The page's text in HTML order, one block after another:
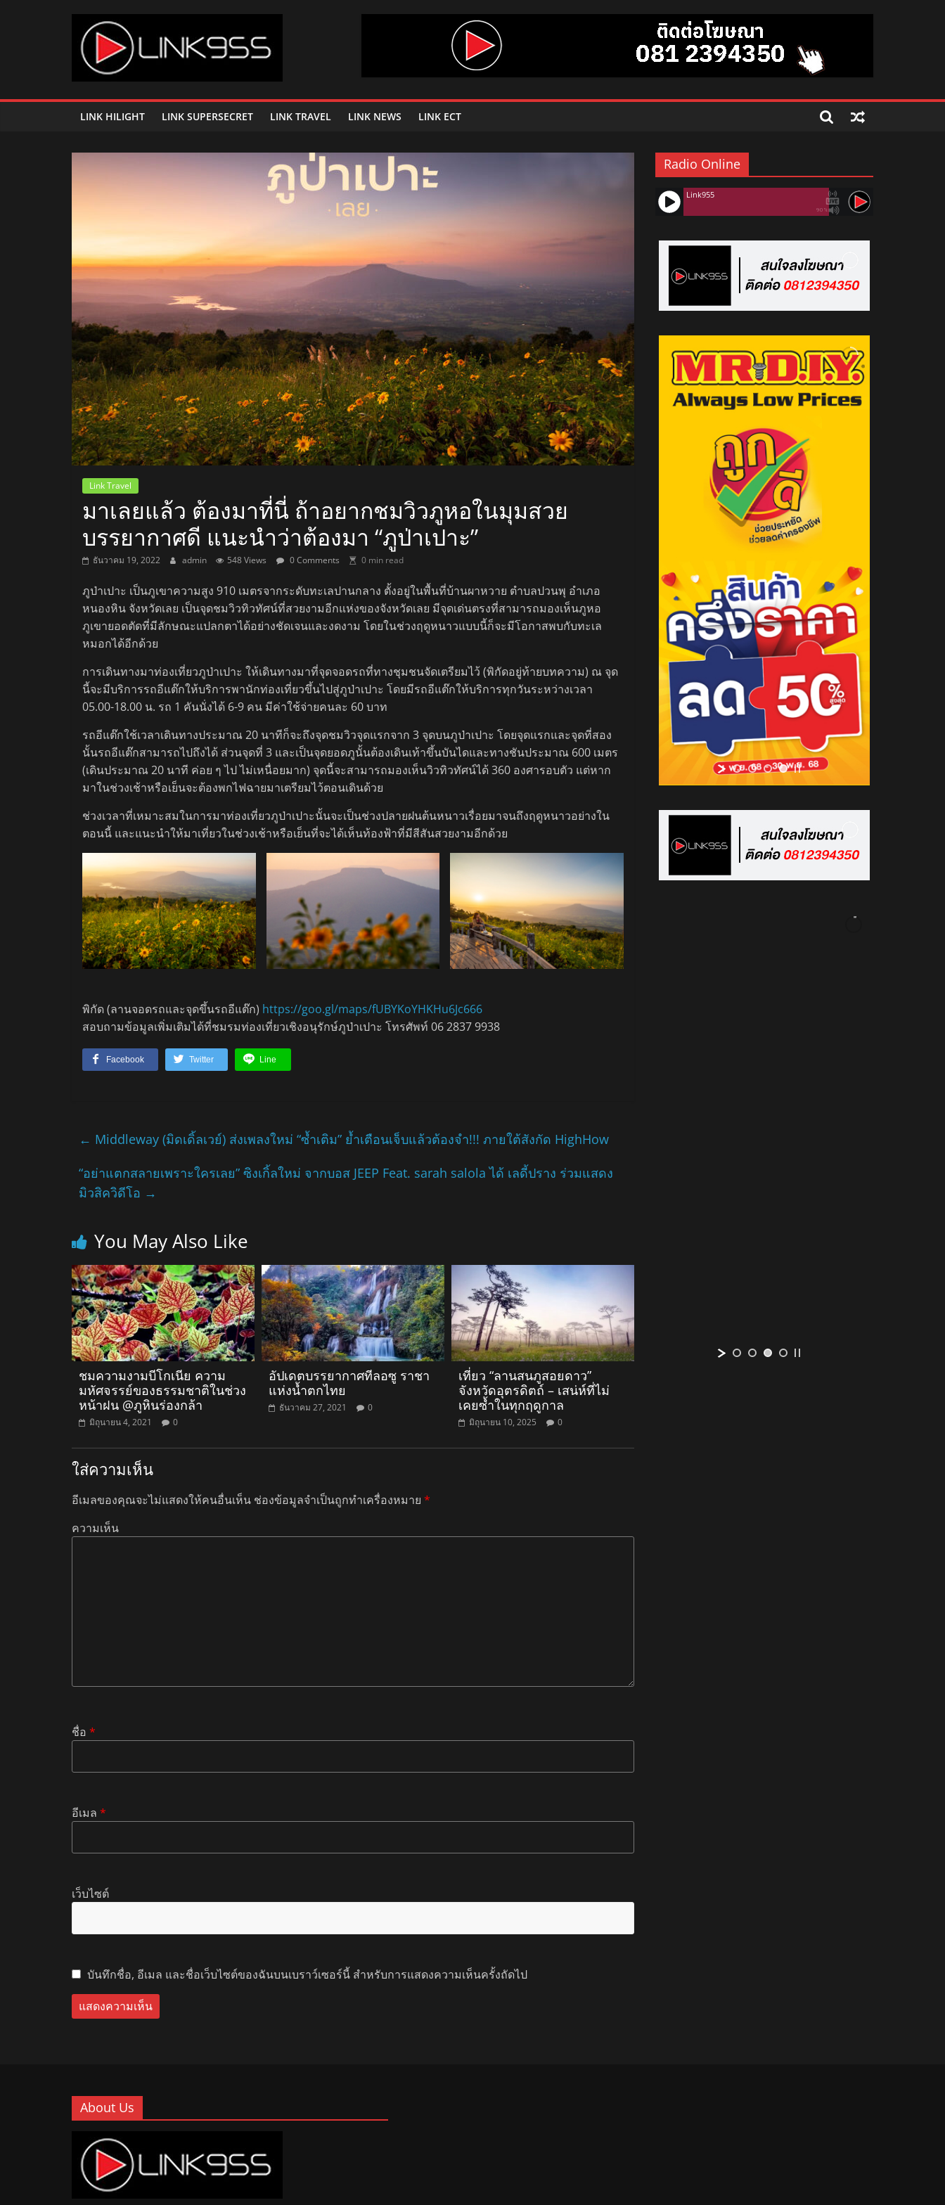
Link
95.5
คลื่น
เพลง
ฮิต
สุด
คูล
สถานี
วิทยุ
FM
ลพบุรี
สถานี
วิทยุ
ลพบุรี
วิทยุ
FM
ลพบุรี
LINK HILIGHT LINK SUPERSECRET LINK TRAVEL LINK NEWS LINK ECT
Link Travel
มาเลยแล้ว ต้องมาที่นี่ ถ้าอยากชมวิวภูหอในมุมสวย
บรรยากาศดี แนะนำว่าต้องมา “ภูป่าเปาะ”
ธันวาคม 19, 2022 admin 548 Views 0 Comments 0 min read
ภูป่าเปาะ เป็นภูเขาความสูง 910 เมตรจากระดับทะเลปานกลาง ตั้งอยู่ในพื้นที่บ้านผาหวาย ตำบลปวนพุ อำเภอ
หนองหิน จังหวัดเลย เป็นจุดชมวิวทิวทัศน์ที่สวยงามอีกแห่งของจังหวัดเลย มีจุดเด่นตรงที่สามารถมองเห็นภูหอ
ภูเขายอดตัดที่มีลักษณะแปลกตาได้อย่างชัดเจนและงดงาม โดยในช่วงฤดูหนาวแบบนี้ก็จะมีโอกาสพบกับทะเล
หมอกได้อีกด้วย
การเดินทางมาท่องเที่ยวภูป่าเปาะ ให้เดินทางมาที่จุดจอดรถที่ทางชุมชนจัดเตรียมไว้ (พิกัดอยู่ท้ายบทความ) ณ จุด
นี้จะมีบริการรถอีแต๊กให้บริการพานักท่องเที่ยวขึ้นไปสู่ภูป่าเปาะ โดยมีรถอีแต๊กให้บริการทุกวันระหว่างเวลา
05.00-18.00 น. รถ 1 คันนั่งได้ 6-9 คน มีค่าใช้จ่ายคนละ 60 บาท
รถอีแต๊กใช้เวลาเดินทางประมาณ 20 นาทีก็จะถึงจุดชมวิวจุดแรกจาก 3 จุดบนภูป่าเปาะ โดยจุดแรกและจุดที่สอง
นั้นรถอีแต๊กสามารถไปถึงได้ ส่วนจุดที่ 3 และเป็นจุดยอดภูนั้นต้องเดินเท้าขึ้นบันไดและทางชันประมาณ 600 เมตร
(เดินประมาณ 20 นาที ค่อย ๆ ไป ไม่เหนื่อยมาก) จุดนี้จะสามารถมองเห็นวิวทิวทัศน์ได้ 360 องศารอบตัว แต่หาก
มาในช่วงเช้าหรือเย็นจะต้องพกไฟฉายมาเตรียมไว้ตอนเดินด้วย
ช่วงเวลาที่เหมาะสมในการมาท่องเที่ยวภูป่าเปาะนั้นจะเป็นช่วงปลายฝนต้นหนาวเรื่อยมาจนถึงฤดูหนาวอย่างใน
ตอนนี้ และแนะนำให้มาเที่ยวในช่วงเช้าหรือเย็นที่จะได้เห็นท้องฟ้าที่มีสีสันสวยงามอีกด้วย
พิกัด (ลานจอดรถและจุดขึ้นรถอีแต๊ก) https://goo.gl/maps/fUBYKoYHKHu6Jc666
สอบถามข้อมูลเพิ่มเติมได้ที่ชมรมท่องเที่ยวเชิงอนุรักษ์ภูป่าเปาะ โทรศัพท์ 06 2837 9938
Facebook Twitter Line
← Middleway (มิดเดิ้ลเวย์) ส่งเพลงใหม่ “ซ้ำเติม” ย้ำเตือนเจ็บแล้วต้องจำ!!! ภายใต้สังกัด HighHow
“อย่าแตกสลายเพราะใครเลย” ซิงเกิ้ลใหม่ จากบอส JEEP Feat. sarah salola ได้ เลดี้ปราง ร่วมแสดง
มิวสิควิดีโอ →
You May Also Like
ชมความงามบีโกเนีย ความ
มหัศจรรย์ของธรรมชาติในช่วง
หน้าฝน @ภูหินร่องกล้า
มิถุนายน 4, 2021 0
อัปเดตบรรยากาศทีลอซู ราชา
แห่งน้ำตกไทย
ธันวาคม 27, 2021 0
เที่ยว “ลานสนภูสอยดาว”
จังหวัดอุตรดิตถ์ – เสน่ห์ที่ไม่
เคยซ้ำในทุกฤดูกาล
มิถุนายน 10, 2025 0
ใส่ความเห็น
อีเมลของคุณจะไม่แสดงให้คนอื่นเห็น ช่องข้อมูลจำเป็นถูกทำเครื่องหมาย *
ความเห็น
ชื่อ *
อีเมล *
เว็บไซต์
บันทึกชื่อ, อีเมล และชื่อเว็บไซต์ของฉันบนเบราว์เซอร์นี้ สำหรับการแสดงความเห็นครั้งถัดไป
Radio Online
90%
Link955
About Us